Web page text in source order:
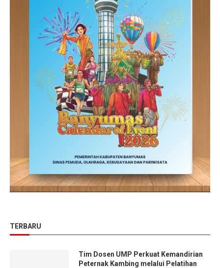
TERBARU
Tim Dosen UMP Perkuat Kemandirian
Peternak Kambing melalui Pelatihan